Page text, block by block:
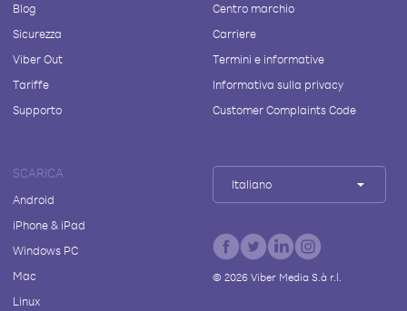
Blog
Sicurezza
Viber Out
Tariffe
Supporto
Centro marchio
Carriere
Termini e informative
Informativa sulla privacy
Customer Complaints Code
SCARICA
Android
iPhone & iPad
Windows PC
Mac
Linux
Italiano
© 2026Viber Media S.à r.l.